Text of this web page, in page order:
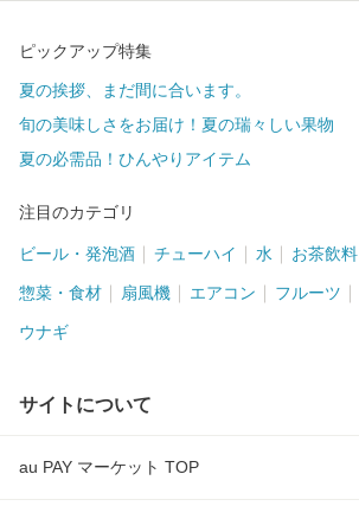
ピックアップ特集
夏の挨拶、まだ間に合います。
旬の美味しさをお届け！夏の瑞々しい果物
夏の必需品！ひんやりアイテム
注目のカテゴリ
ビール・発泡酒 チューハイ 水 お茶飲料
惣菜・食材 扇風機 エアコン フルーツ
ウナギ
サイトについて
au PAY マーケット TOP